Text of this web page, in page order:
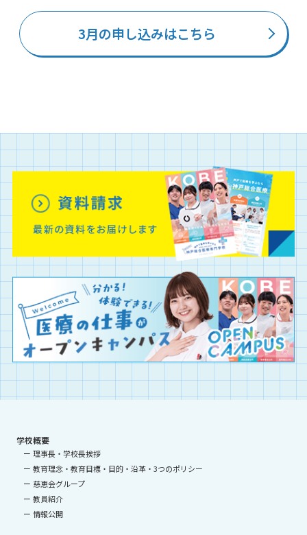
3月の申し込みはこちら
学校概要
理事長・学校長挨拶
教育理念・教育目標・目的・沿革・3つのポリシー
慈恵会グループ
教員紹介
情報公開